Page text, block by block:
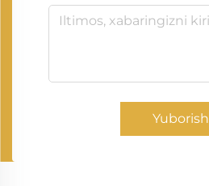
Yuborish